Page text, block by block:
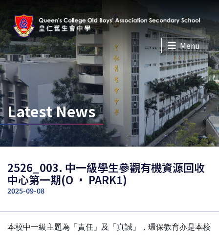
Menu
Latest News
2526_003. 中一級學生參觀有機資源回收
中心第一期(O · PARK1)
2025-09-08
本校中一級主題為「責任」及「真誠」，環保教育亦是本校